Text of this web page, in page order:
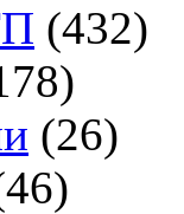
(432)
(26)